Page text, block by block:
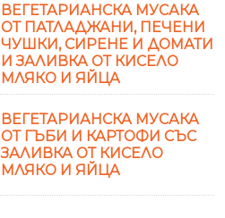
ВЕГЕТАРИАНСКА МУСАКА
ОТ ПАТЛАДЖАНИ, ПЕЧЕНИ
ЧУШКИ, СИРЕНЕ И ДОМАТИ
И ЗАЛИВКА ОТ КИСЕЛО
МЛЯКО И ЯЙЦА
ВЕГЕТАРИАНСКА МУСАКА
ОТ ГЪБИ И КАРТОФИ СЪС
ЗАЛИВКА ОТ КИСЕЛО
МЛЯКО И ЯЙЦА